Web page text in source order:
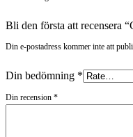
Bli den första att recensera
Din e-postadress kommer inte att
Din bedömning *
Din recension *